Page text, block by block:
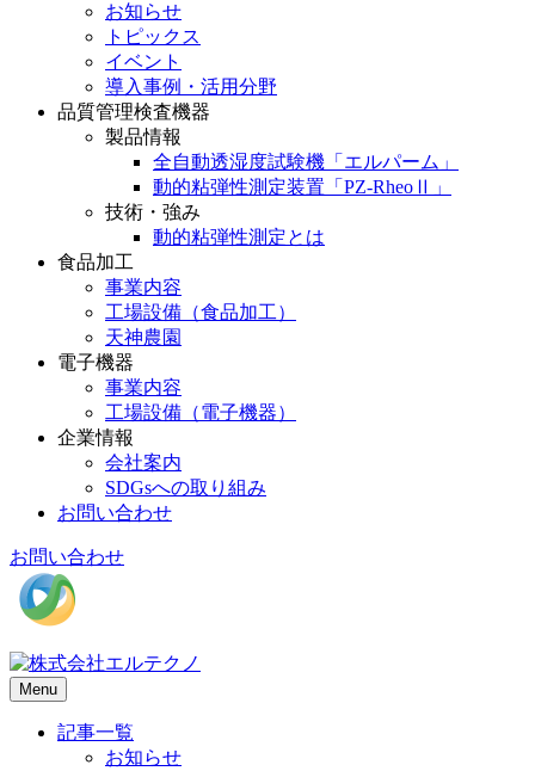
お知らせ
トピックス
イベント
導入事例・活用分野
品質管理検査機器
製品情報
全自動透湿度試験機「エルパーム」
動的粘弾性測定装置「PZ-RheoⅡ」
技術・強み
動的粘弾性測定とは
食品加工
事業内容
工場設備（食品加工）
天神農園
電子機器
事業内容
工場設備（電子機器）
企業情報
会社案内
SDGsへの取り組み
お問い合わせ
お問い合わせ
Menu
記事一覧
お知らせ